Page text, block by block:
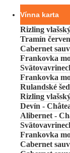
Vínna karta
Rizling
Tramín
Cabernet
Frankovka
Frankovka
Rulandské
Rizling
Devín -
Alibernet -
Frankovka
Cabernet